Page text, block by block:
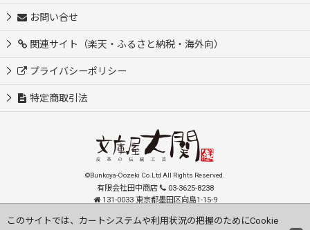
お問い合せ
関連サイト（楽天・ふるさと納税・海外向）
プライバシーポリシー
特定商取引法
©Bunkoya-Oozeki Co.Ltd All Rights Reserved.
有限会社田中商店
03-3625-8238
131-0033 東京都墨田区向島1-15-9
このサイトでは、カートシステムや利用状況の把握のためにCookie